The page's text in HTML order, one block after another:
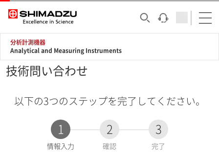
分析計測機器
Analytical and Measuring Instruments
技術問い合わせ
以下の3つのステップを完了してください。
1
現
情報入力
2
確認
3
完了